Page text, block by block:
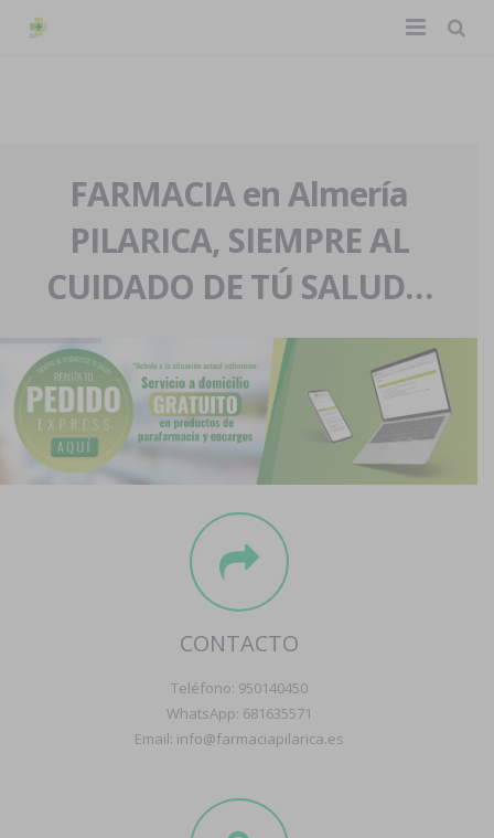
La farmacia
Nuestra historia
Nuestro equipo
Eventos
Servicios y reservas
Pedidos express
Blog
Contacto
Boletín
FARMACIA en Almería
PILARICA, SIEMPRE AL
CUIDADO DE TÚ SALUD…
CONTACTO
Teléfono: 950140450
WhatsApp: 681635571
Email: info@farmaciapilarica.es